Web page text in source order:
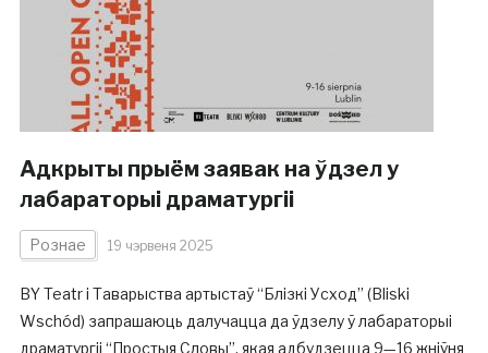
Адкрыты прыём заявак на ўдзел у
лабараторыі драматургіі
Рознае 19 чэрвеня 2025
BY Teatr і Таварыства артыстаў “Блізкі Усход” (Bliski
Wschód) запрашаюць далучацца да ўдзелу ў лабараторыі
драматургіі “Простыя Словы”, якая адбудзецца 9—16 жніўня